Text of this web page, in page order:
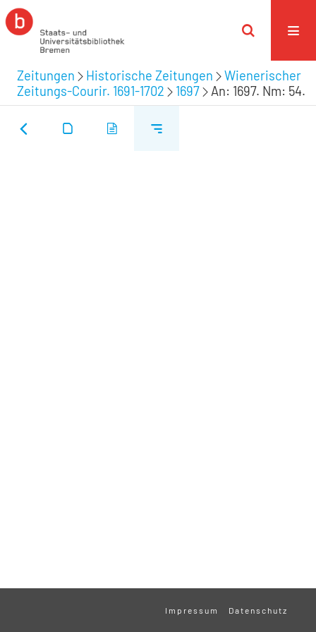
Zeitungen Historische Zeitungen
Wienerischer
Zeitungs-Courir. 1691-1702
1697 An: 1697. Nm: 54.
Impressum Datenschutz